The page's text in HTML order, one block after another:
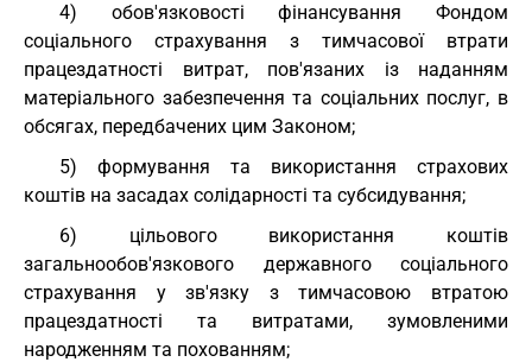
4) обов'язковості фінансування Фондом
соціального страхування з тимчасової втрати
працездатності витрат, пов'язаних із наданням
матеріального забезпечення та соціальних послуг, в
обсягах, передбачених цим Законом;
5) формування та використання страхових
коштів на засадах солідарності та субсидування;
6) цільового використання коштів
загальнообов'язкового державного соціального
страхування у зв'язку з тимчасовою втратою
працездатності та витратами, зумовленими
народженням та похованням;